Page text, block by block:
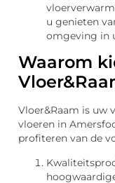
u genieten
omgeving in
Waarom
Vloer&Raam is uw
vloeren in
profiteren van de